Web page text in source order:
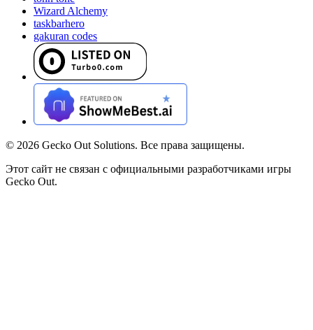
Wizard Alchemy
taskbarhero
gakuran codes
© 2026 Gecko Out Solutions. Все права защищены.
Этот сайт не связан с официальными разработчиками игры
Gecko Out.